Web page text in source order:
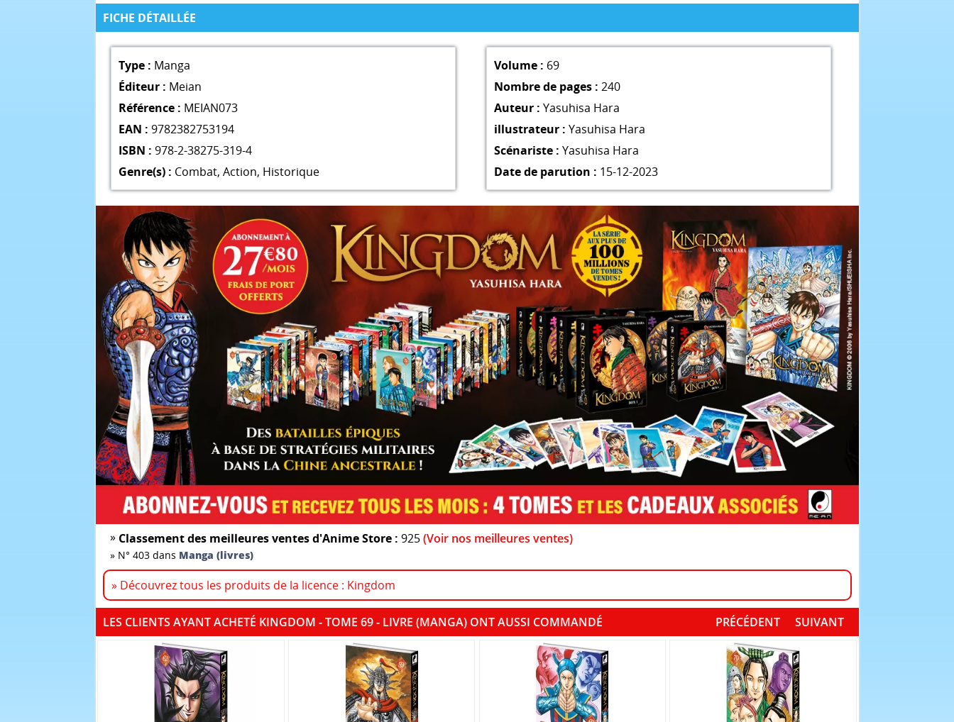
FICHE DÉTAILLÉE
Type : Manga
Éditeur : Meian
Référence : MEIAN073
EAN : 9782382753194
ISBN : 978-2-38275-319-4
Genre(s) : Combat, Action, Historique
Volume : 69
Nombre de pages : 240
Auteur : Yasuhisa Hara
illustrateur : Yasuhisa Hara
Scénariste : Yasuhisa Hara
Date de parution : 15-12-2023
» Classement des meilleures ventes d'Anime Store : 925(Voir nos meilleures ventes)
» N° 403 dans Manga (livres)
» Découvrez tous les produits de la licence : Kingdom
LES CLIENTS AYANT ACHETÉ KINGDOM - TOME 69 - LIVRE (MANGA) ONT AUSSI COMMANDÉ SUIVANT
PRÉCÉDENT